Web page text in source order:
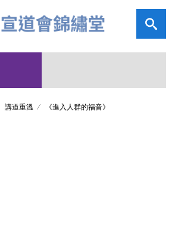
講道重溫 《進入人群的福音》